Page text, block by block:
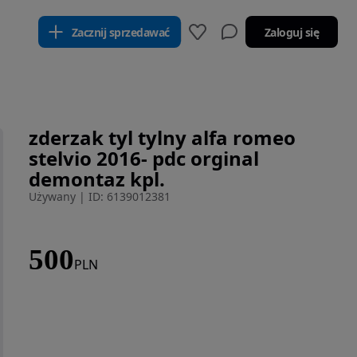
Zacznij sprzedawać Zaloguj się
zderzak tyl tylny alfa romeo
stelvio 2016- pdc orginal
demontaz kpl.
Używany | ID: 6139012381
500PLN